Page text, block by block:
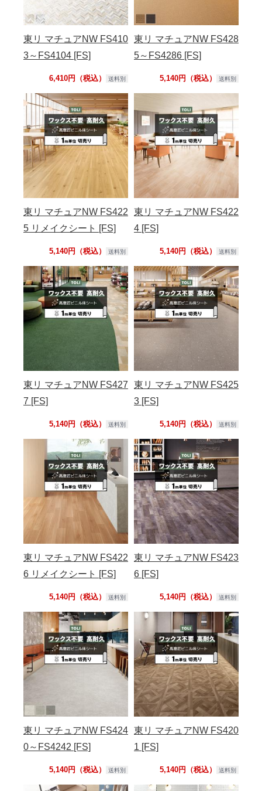
東リ マチュアNW FS410
3～FS4104 [FS]
6,410円（税込） 送料別
東リ マチュアNW FS428
5～FS4286 [FS]
5,140円（税込） 送料別
東リ マチュアNW FS422
5 リメイクシート [FS]
5,140円（税込） 送料別
東リ マチュアNW FS422
4 [FS]
5,140円（税込） 送料別
東リ マチュアNW FS427
7 [FS]
5,140円（税込） 送料別
東リ マチュアNW FS425
3 [FS]
5,140円（税込） 送料別
東リ マチュアNW FS422
6 リメイクシート [FS]
5,140円（税込） 送料別
東リ マチュアNW FS423
6 [FS]
5,140円（税込） 送料別
東リ マチュアNW FS424
0～FS4242 [FS]
5,140円（税込） 送料別
東リ マチュアNW FS420
1 [FS]
5,140円（税込） 送料別